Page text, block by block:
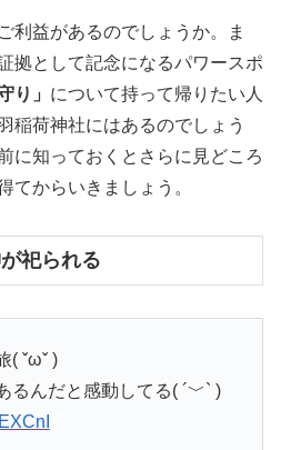
利益があるのでしょうか。ま
拠として記念になるパワースポ
り」 について持って帰りたい人
稲荷神社にはあるのでしょう
に知っておくとさらに見どころ
てからいきましょう。
祀られる
( ˇωˇ )
るんだと感動してる( ´﹀` )